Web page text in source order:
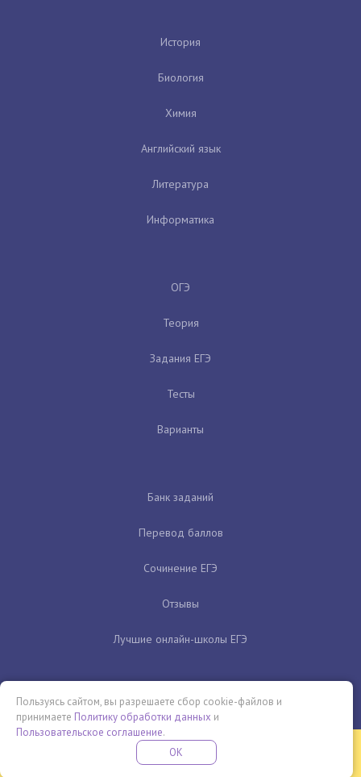
История
Биология
Химия
Английский язык
Литература
Информатика
ОГЭ
Теория
Задания ЕГЭ
Тесты
Варианты
Банк заданий
Перевод баллов
Сочинение ЕГЭ
Отзывы
Лучшие онлайн-школы ЕГЭ
Бесплатная летняя школа
ПРОВЕДИ ЭТО ЛЕТО С ПОЛЬЗОЙ
Пользуясь сайтом, вы разрешаете сбор cookie-файлов и
принимаете Политику обработки данных и
Пользовательское соглашение.
OK